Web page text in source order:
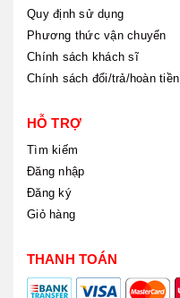
Quy định sử dụng
Phương thức vận chuyển
Chính sách khách sĩ
Chính sách đổi/trả/hoàn tiền
HỖ TRỢ
Tìm kiếm
Đăng nhập
Đăng ký
Giỏ hàng
THANH TOÁN